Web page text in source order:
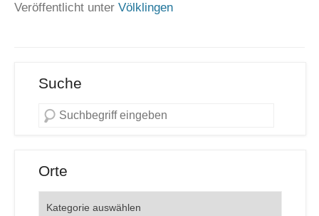
Veröffentlicht unter Völklingen
Suche
Orte